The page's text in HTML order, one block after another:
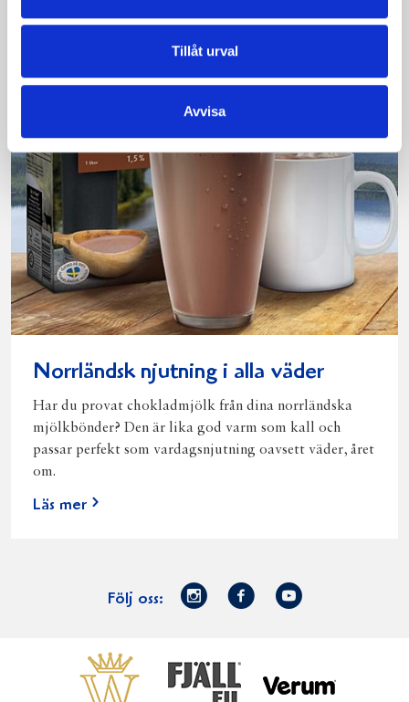
Tillåt urval
Avvisa
Norrländsk njutning i alla väder
Har du provat chokladmjölk från dina norrländska
mjölkbönder? Den är lika god varm som kall och
passar perfekt som vardagsnjutning oavsett väder, året
om.
Läs mer
Följ oss:
Norrmejerier
Facebook
Youtube
VästerbottensostFjällfil